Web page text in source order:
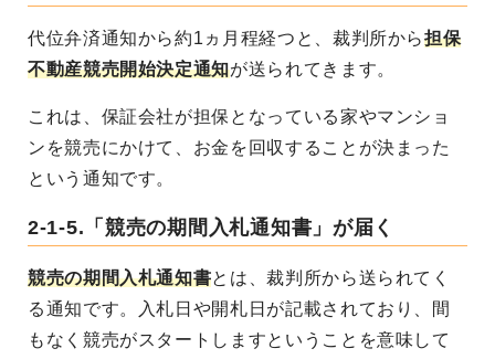
代位弁済通知から約1ヵ月程経つと、裁判所から担保
不動産競売開始決定通知が送られてきます。
これは、保証会社が担保となっている家やマンショ
ンを競売にかけて、お金を回収することが決まった
という通知です。
2-1-5.「競売の期間入札通知書」が届く
競売の期間入札通知書とは、裁判所から送られてく
る通知です。入札日や開札日が記載されており、間
もなく競売がスタートしますということを意味して